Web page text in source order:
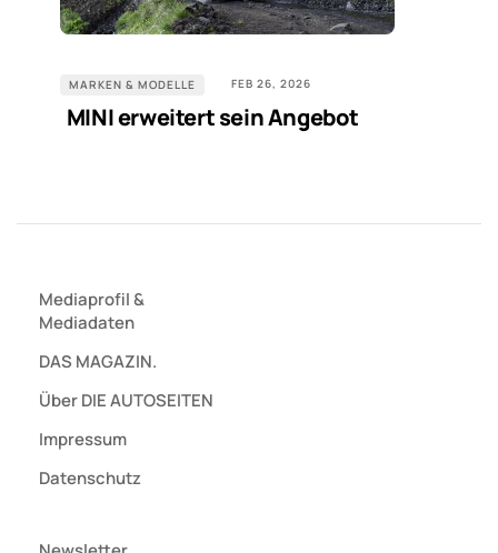
MARKEN & MODELLE FEB 26, 2026
MINI erweitert sein Angebot
Mediaprofil&
Mediadaten
DAS MAGAZIN.
Über DIE AUTOSEITEN
Impressum
Datenschutz